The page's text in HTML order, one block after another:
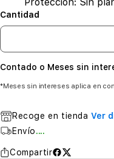
Protección: Sin
Cantidad
Contado o Meses sin
*Meses sin intereses aplica en
Recoge en tienda Ver
Envío....
Compartir